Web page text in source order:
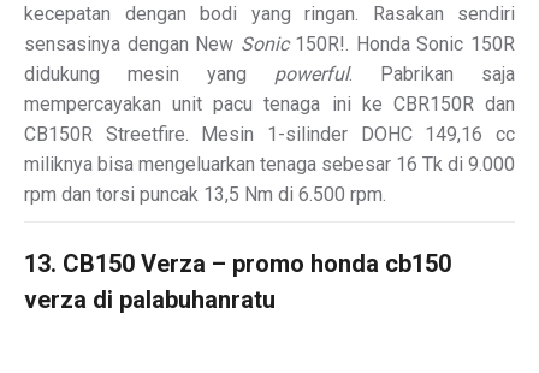
kecepatan dengan bodi yang ringan. Rasakan sendiri
sensasinya dengan New Sonic150R!
. Honda Sonic 150R
didukung mesin yang powerful. Pabrikan saja
mempercayakan unit pacu tenaga ini ke CBR150R dan
CB150R Streetfire. Mesin 1-silinder DOHC 149,16 cc
miliknya bisa mengeluarkan tenaga sebesar 16 Tk di 9.000
rpm dan torsi puncak 13,5 Nm di 6.500 rpm.
13. CB150 Verza – promo honda cb150
verza di palabuhanratu